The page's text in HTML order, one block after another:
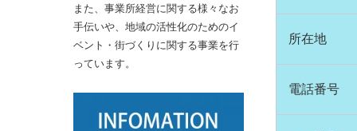
所在地
電話番号
また、事業所経営に関する様々なお
手伝いや、地域の活性化のためのイ
ベント・街づくりに関する事業を行
っています。